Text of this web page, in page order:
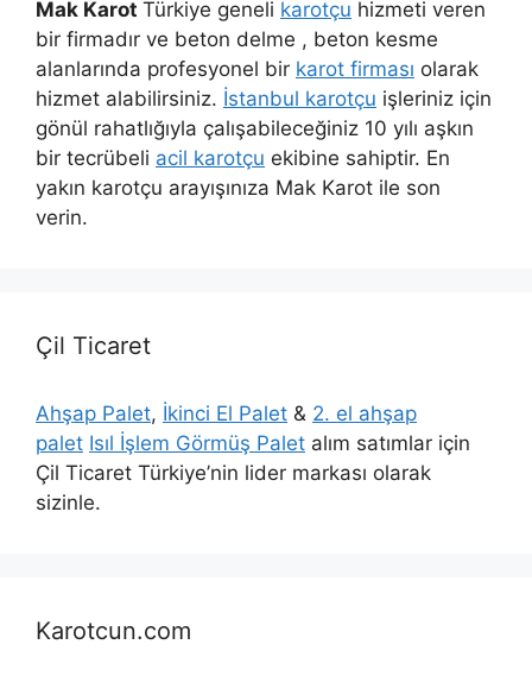
Mak Karot Türkiye geneli karotçu hizmeti veren
bir firmadır ve beton delme , beton kesme
alanlarında profesyonel bir karot firması olarak
hizmet alabilirsiniz. İstanbul karotçu işleriniz için
gönül rahatlığıyla çalışabileceğiniz 10 yılı aşkın
bir tecrübeli acil karotçu ekibine sahiptir. En
yakın karotçu arayışınıza Mak Karot ile son
verin.
Çil Ticaret
Ahşap Palet, İkinci El Palet & 2. el ahşap
palet Isıl İşlem Görmüş Palet alım satımlar için
Çil Ticaret Türkiye’nin lider markası olarak
sizinle.
Karotcun.com